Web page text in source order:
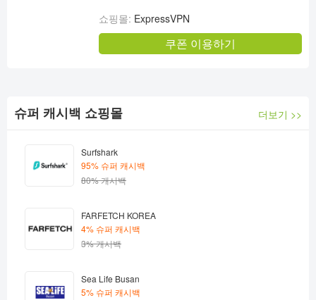
쇼핑몰: ExpressVPN
쿠폰 이용하기
더보기 >>
슈퍼 캐시백 쇼핑몰
Surfshark
95% 슈퍼 캐시백
80% 캐시백
FARFETCH KOREA
4% 슈퍼 캐시백
3% 캐시백
Sea Life Busan
5% 슈퍼 캐시백